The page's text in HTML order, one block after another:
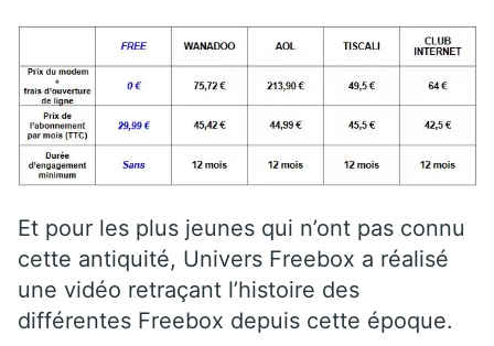
Et pour les plus jeunes qui n’ont pas connu
cette antiquité, Univers Freebox a réalisé
une vidéo retraçant l’histoire des
différentes Freebox depuis cette époque.